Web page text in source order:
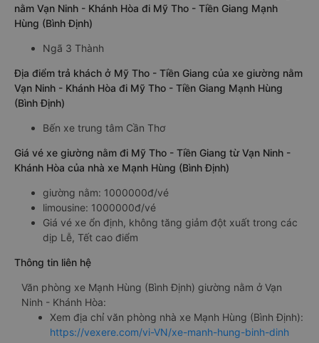
nằm Vạn Ninh - Khánh Hòa đi Mỹ Tho - Tiền Giang Mạnh
Hùng (Bình Định)
Ngã 3 Thành
Địa điểm trả khách ở Mỹ Tho - Tiền Giang của xe giường nằm
Vạn Ninh - Khánh Hòa đi Mỹ Tho - Tiền Giang Mạnh Hùng
(Bình Định)
Bến xe trung tâm Cần Thơ
Giá vé xe giường nằm đi Mỹ Tho - Tiền Giang từ Vạn Ninh -
Khánh Hòa của nhà xe Mạnh Hùng (Bình Định)
giường nằm: 1000000đ/vé
limousine: 1000000đ/vé
Giá vé xe ổn định, không tăng giảm đột xuất trong các
dịp Lễ, Tết cao điểm
Thông tin liên hệ
Văn phòng xe Mạnh Hùng (Bình Định) giường nằm ở Vạn
Ninh - Khánh Hòa:
Xem địa chỉ văn phòng nhà xe Mạnh Hùng (Bình Định):
https://vexere.com/vi-VN/xe-manh-hung-binh-dinh